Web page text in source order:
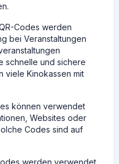
Codes werden
bei Veranstaltungen
schnelle und sichere
viele Kinokassen mit
können verwendet
Websites oder
Codes sind auf
werden verwendet,